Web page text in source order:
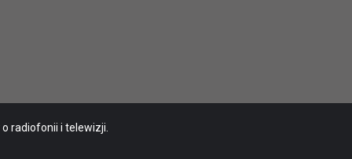
radiofonii i telewizji.